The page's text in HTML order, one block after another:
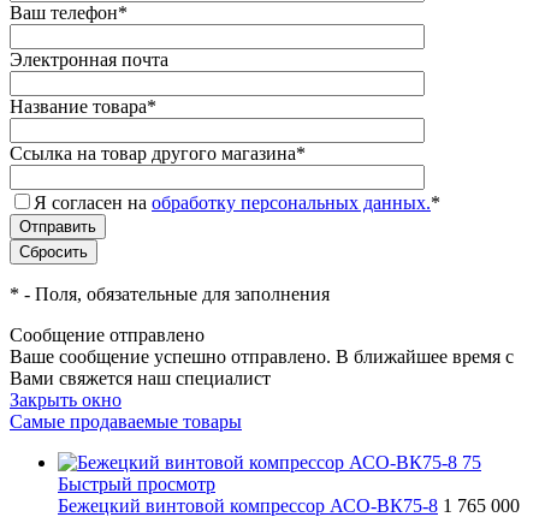
Ваш телефон*
Электронная почта
Название товара*
Ссылка на товар другого магазина*
Я согласен на обработку персональных данных.*
* - Поля, обязательные для заполнения
Сообщение отправлено
Ваше сообщение успешно отправлено. В ближайшее время с
Вами свяжется наш специалист
Закрыть окно
Самые продаваемые товары
Быстрый просмотр
Бежецкий винтовой компрессор АСО-ВК75-8 1 765 000